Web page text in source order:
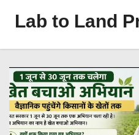
Lab to Land